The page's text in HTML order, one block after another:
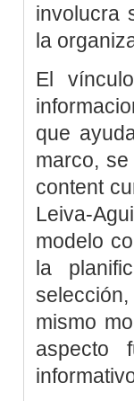
involucra
la
El
que
marco,
content
Leiva-
modelo
la
mismo
aspecto